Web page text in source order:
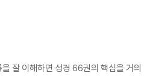
잘 이해하면 성경 66권의 핵심을 거의